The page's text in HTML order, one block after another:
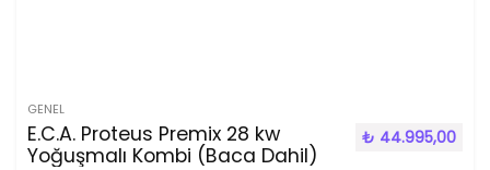
GENEL
E.C.A. Proteus Premix 28 kw
Yoğuşmalı Kombi (Baca Dahil)
₺ 44.995,00